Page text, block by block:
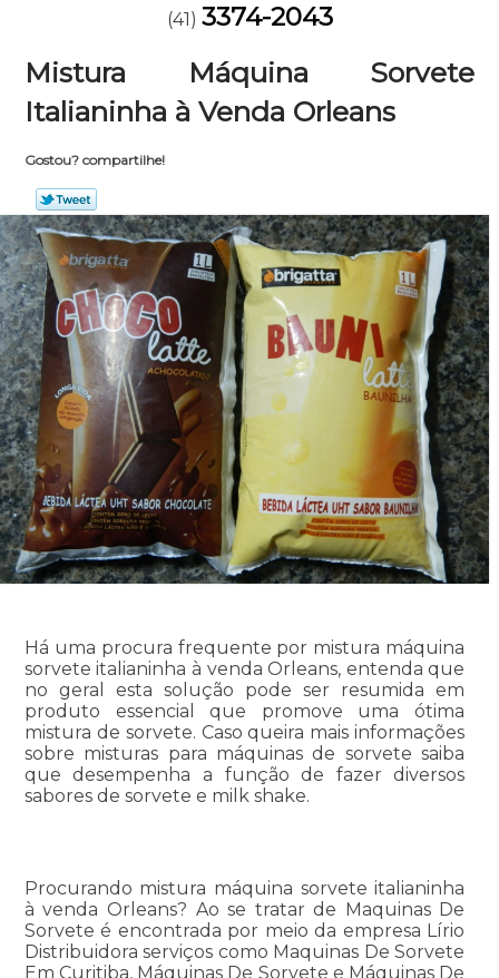
(41) 3374-2043
Mistura Máquina Sorvete
Italianinha à Venda Orleans
Gostou? compartilhe!
Há uma procura frequente por mistura máquina
sorvete italianinha à venda Orleans, entenda que
no geral esta solução pode ser resumida em
produto essencial que promove uma ótima
mistura de sorvete. Caso queira mais informações
sobre misturas para máquinas de sorvete saiba
que desempenha a função de fazer diversos
sabores de sorvete e milk shake.
Procurando mistura máquina sorvete italianinha
à venda Orleans? Ao se tratar de Maquinas De
Sorvete é encontrada por meio da empresa Lírio
Distribuidora serviços como Maquinas De Sorvete
Em Curitiba, Máquinas De Sorvete e Máquinas De